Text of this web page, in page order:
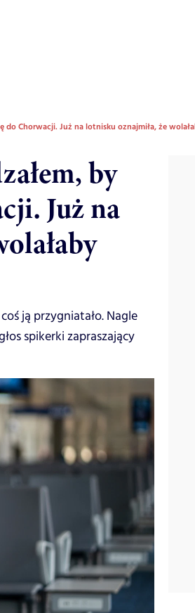
do Chorwacji. Już na lotnisku oznajmiła, że
by
Już na
ją przygniatało. Nagle
spikerki zapraszający